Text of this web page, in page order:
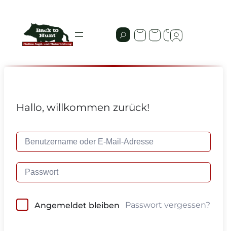
Hallo, willkommen zurück!
Angemeldet bleiben Passwort vergessen?